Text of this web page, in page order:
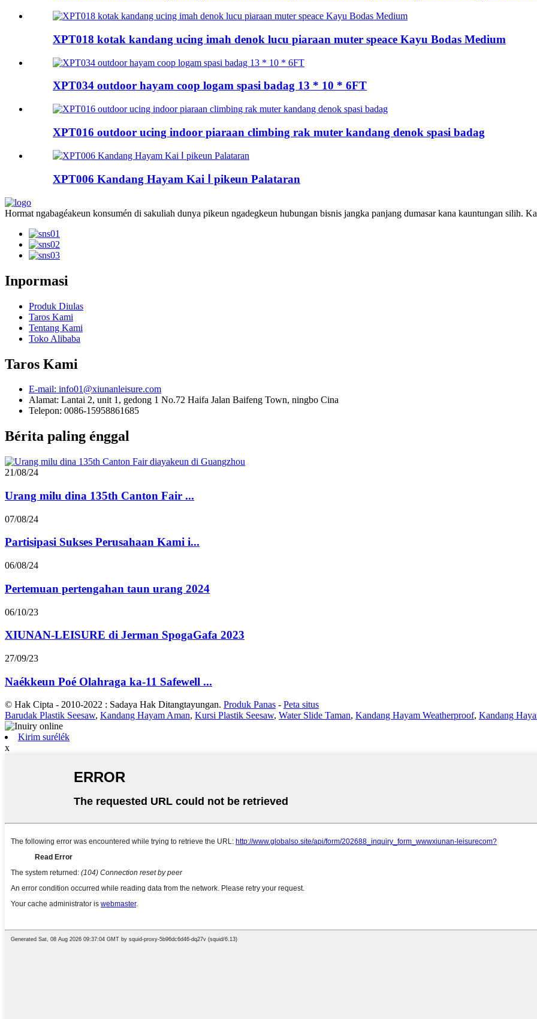
XPT018 kotak kandang ucing imah denok lucu piaraan muter speace Kayu Bodas Medium
XPT034 outdoor hayam coop logam spasi badag 13 * 10 * 6FT
XPT016 outdoor ucing indoor piaraan climbing rak muter kandang denok spasi badag
XPT006 ​​Kandang Hayam Kai Ⅰ pikeun Palataran
Hormat ngabagéakeun konsumén di sakuliah dunya pikeun ngadegkeun hubungan bisnis jangka panjang dumasar kana kauntungan silih.
Inpormasi
Produk Diulas
Taros Kami
Tentang Kami
Toko Alibaba
Taros Kami
E-mail: info01@xiunanleisure.com
Alamat: Lantai 2, unit 1, gedong 1 No.72 Haifa Jalan Baifeng Town, ningbo Cina
Telepon: 0086-15958861685
Bérita paling énggal
21/08/24
Urang milu dina 135th Canton Fair ...
07/08/24
Partisipasi Sukses Perusahaan Kami i...
06/08/24
Pertemuan pertengahan taun urang 2024
06/10/23
XIUNAN-LEISURE di Jerman SpogaGafa 2023
27/09/23
Naékkeun Poé Olahraga ka-11 Safewell ...
© Hak Cipta - 2010-2022 : Sadaya Hak Ditangtayungan. Produk Panas - Peta situs
Barudak Plastik Seesaw, Kandang Hayam Aman, Kursi Plastik Seesaw, Water Slide Taman, Kandang Hayam Weatherproof, Kandang
Kirim surélék
x